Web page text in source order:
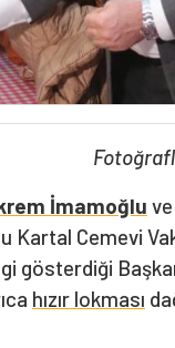
İmamoğlu
Kartal Cemevi
gösterdiği
hızır lokması